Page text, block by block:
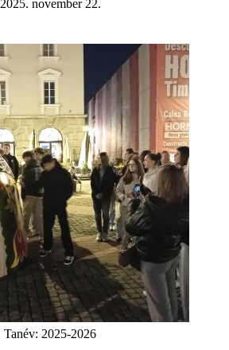
2025. november 22.
Tanév: 2025-2026